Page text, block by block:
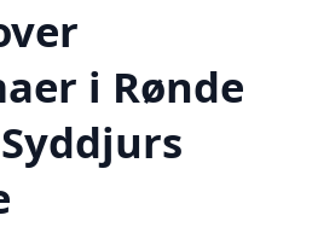
i Rønde